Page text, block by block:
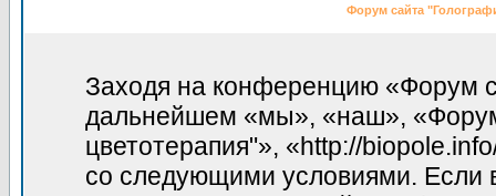
Форум сайта
Заходя на конференцию «Форум
дальнейшем «мы», «наш»,
цветотерапия"», «http://
со следующими условиями. Если